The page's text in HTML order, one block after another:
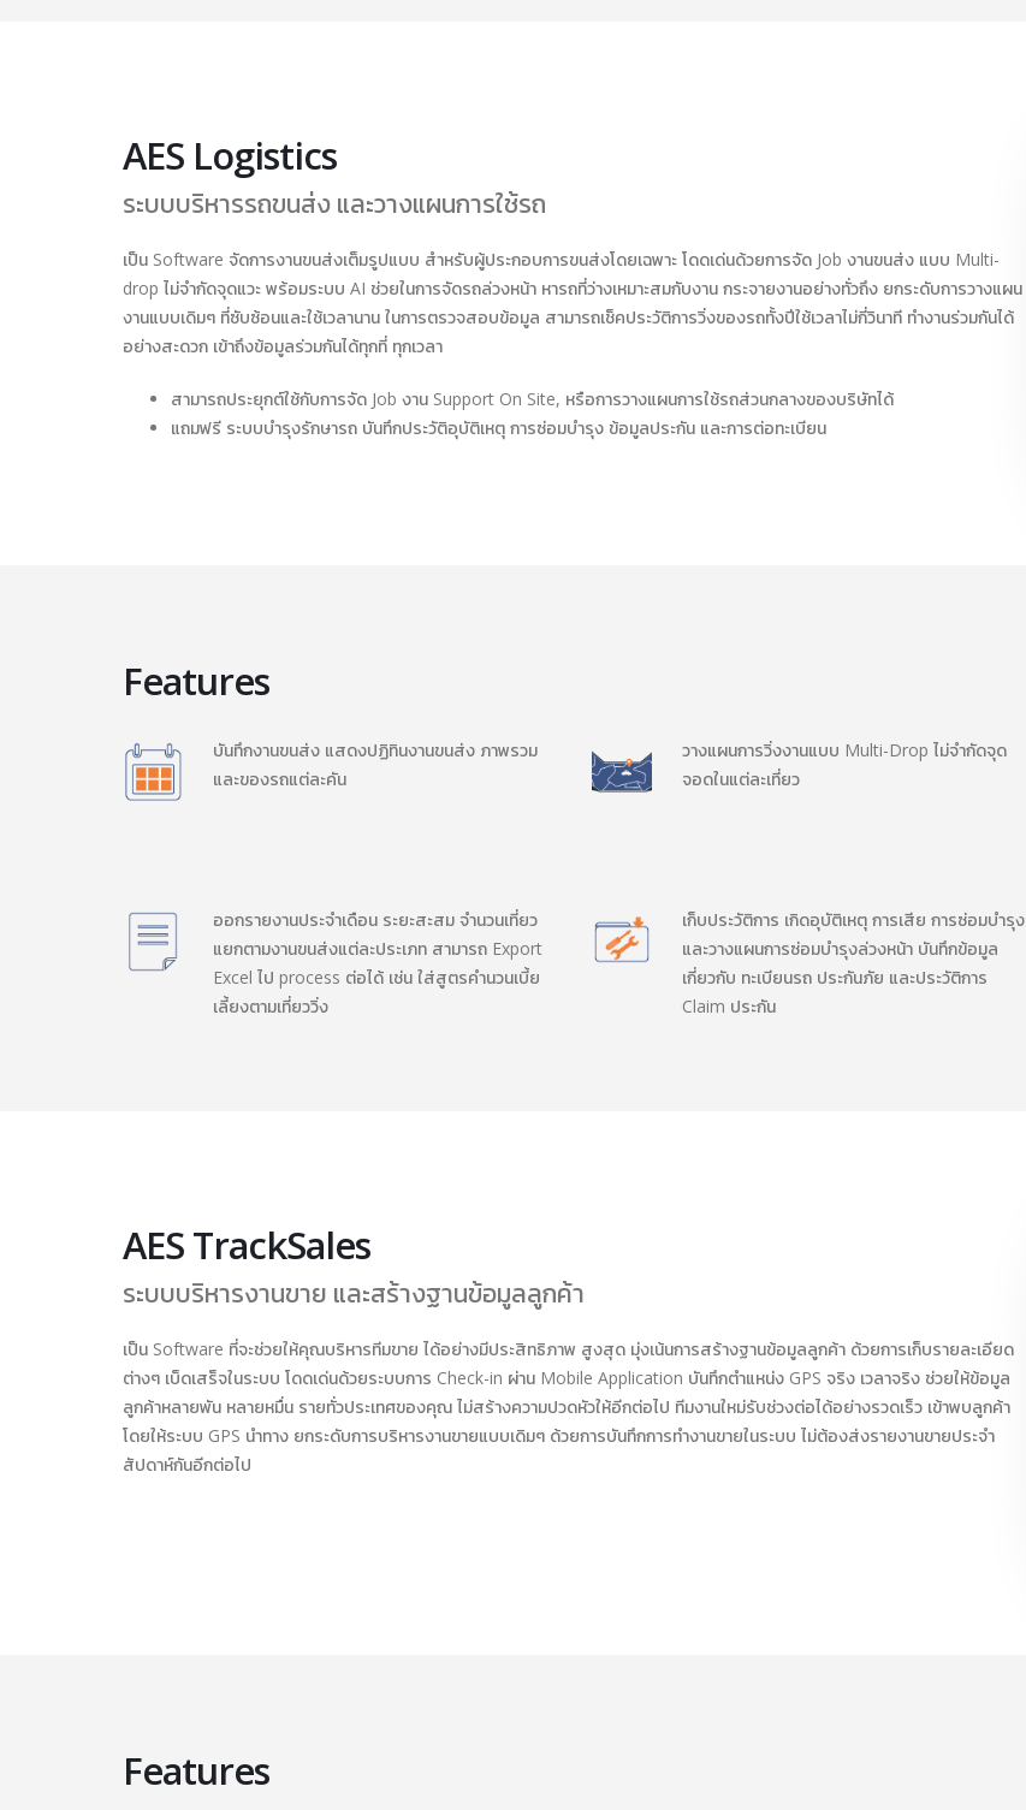
AES Logistics
ระบบบริหารรถขนส่ง และวางแผนการใช้รถ
เป็น Software จัดการงานขนส่งเต็มรูปแบบ สำหรับผู้ประกอบการขนส่งโดยเฉพาะ โดดเด่นด้วยการจัด Job งานขนส่ง แบบ Multi-
drop ไม่จำกัดจุดแวะ พร้อมระบบ AI ช่วยในการจัดรถล่วงหน้า หารถที่ว่างเหมาะสมกับงาน กระจายงานอย่างทั่วถึง ยกระดับการวางแผน
งานแบบเดิมๆ ที่ซับซ้อนและใช้เวลานาน ในการตรวจสอบข้อมูล สามารถเช็คประวัติการวิ่งของรถทั้งปีใช้เวลาไม่กี่วินาที ทำงานร่วมกันได้
อย่างสะดวก เข้าถึงข้อมูลร่วมกันได้ทุกที่ ทุกเวลา
สามารถประยุกต์ใช้กับการจัด Job งาน Support On Site, หรือการวางแผนการใช้รถส่วนกลางของบริษัทได้
แถมฟรี ระบบบำรุงรักษารถ บันทึกประวัติอุบัติเหตุ การซ่อมบำรุง ข้อมูลประกัน และการต่อทะเบียน
Features
บันทึกงานขนส่ง แสดงปฏิทินงานขนส่ง ภาพรวม
และของรถแต่ละคัน
วางแผนการวิ่งงานแบบ Multi-Drop ไม่จำกัดจุด
จอดในแต่ละเที่ยว
ออกรายงานประจำเดือน ระยะสะสม จำนวนเที่ยว
แยกตามงานขนส่งแต่ละประเภท สามารถ Export
Excel ไป process ต่อได้ เช่น ใส่สูตรคำนวนเบี้ย
เลี้ยงตามเที่ยววิ่ง
เก็บประวัติการ เกิดอุบัติเหตุ การเสีย การซ่อมบำรุง
และวางแผนการซ่อมบำรุงล่วงหน้า บันทึกข้อมูล
เกี่ยวกับ ทะเบียนรถ ประกันภัย และประวัติการ
Claim ประกัน
AES TrackSales
ระบบบริหารงานขาย และสร้างฐานข้อมูลลูกค้า
เป็น Software ที่จะช่วยให้คุณบริหารทีมขาย ได้อย่างมีประสิทธิภาพ สูงสุด มุ่งเน้นการสร้างฐานข้อมูลลูกค้า ด้วยการเก็บรายละเอียด
ต่างๆ เบ็ดเสร็จในระบบ โดดเด่นด้วยระบบการ Check-in ผ่าน Mobile Application บันทึกตำแหน่ง GPS จริง เวลาจริง ช่วยให้ข้อมูล
ลูกค้าหลายพัน หลายหมื่น รายทั่วประเทศของคุณ ไม่สร้างความปวดหัวให้อีกต่อไป ทีมงานใหม่รับช่วงต่อได้อย่างรวดเร็ว เข้าพบลูกค้า
โดยให้ระบบ GPS นำทาง ยกระดับการบริหารงานขายแบบเดิมๆ ด้วยการบันทึกการทำงานขายในระบบ ไม่ต้องส่งรายงานขายประจำ
สัปดาห์กันอีกต่อไป
Features